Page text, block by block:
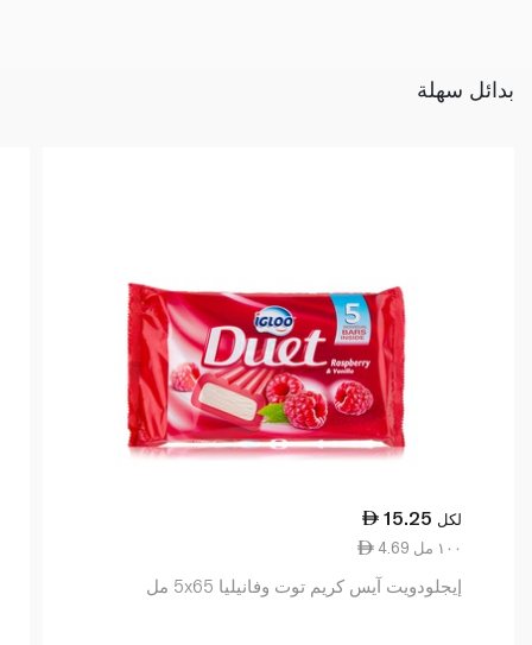
بدائل سهلة
15.25 لكل
4.69 ١٠٠ مل
إيجلودويت آيس كريم توت وفانيليا 5x65 مل